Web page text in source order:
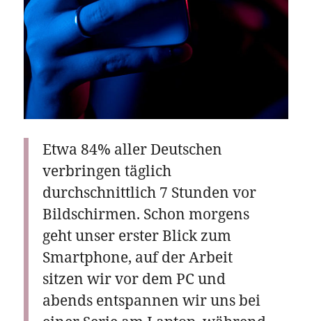
Etwa 84% aller Deutschen
verbringen täglich
durchschnittlich 7 Stunden vor
Bildschirmen. Schon morgens
geht unser erster Blick zum
Smartphone, auf der Arbeit
sitzen wir vor dem PC und
abends entspannen wir uns bei